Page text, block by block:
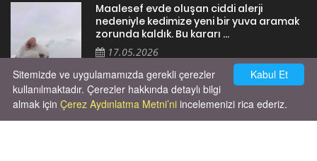
Maalesef evde oluşan ciddi alerji
nedeniyle kedimize yeni bir yuva aramak
zorunda kaldık. Bu kararı ...
17.05.2026
Kabul Et
Sitemizde ve uygulamamızda gerekli çerezler
kullanılmaktadır. Çerezler hakkında detaylı bilgi
almak için Çerez Aydınlatma Metni’ni incelemenizi rica ederiz.